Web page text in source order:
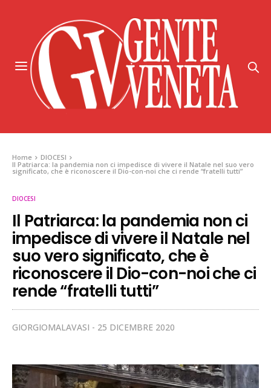
Home
DIOCESI
Il Patriarca: la pandemia non ci impedisce di vivere il Natale nel suo vero
significato, che è riconoscere il Dio-con-noi che ci rende “fratelli tutti”
DIOCESI
Il Patriarca: la pandemia non ci
impedisce di vivere il Natale nel
suo vero significato, che è
riconoscere il Dio-con-noi che ci
rende “fratelli tutti”
GIORGIOMALAVASI 25 DICEMBRE 2020